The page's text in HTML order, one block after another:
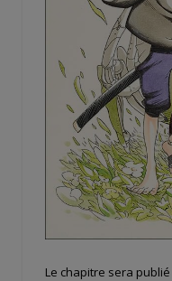
Le chapitre sera